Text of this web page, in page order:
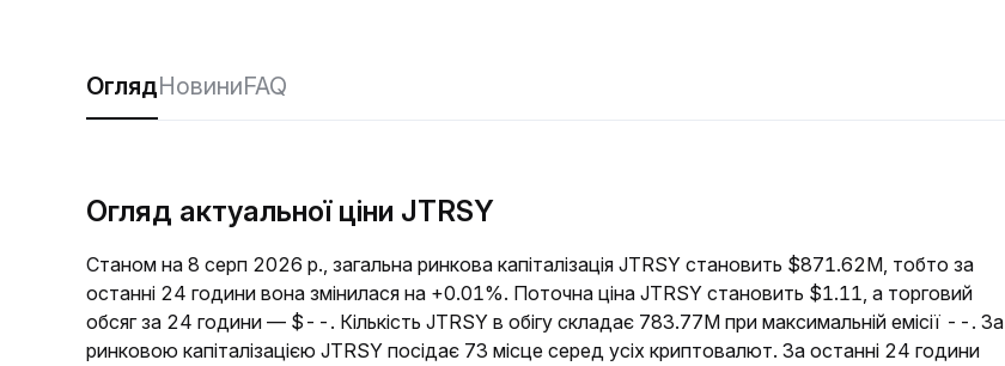
ОглядНовиниFAQ
Огляд актуальної ціни JTRSY
Станом на 8 серп 2026 р., загальна ринкова капіталізація JTRSY становить $871.62M, тобто за
останні 24 години вона змінилася на +0.01%. Поточна ціна JTRSY становить $1.11, а торговий
обсяг за 24 години — $--. Кількість JTRSY в обігу складає 783.77M при максимальній емісії --. За
ринковою капіталізацією JTRSY посідає 73 місце серед усіх криптовалют. За останні 24 години